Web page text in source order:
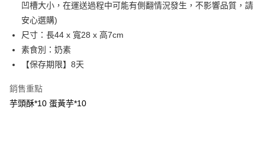
大哥付你分期
相關說明
【大哥付你分期使用說明】
1.本服務由台灣大哥大提供，台灣大哥大用戶可立即使用無須另外申請。
2.付款方式選擇「大哥付你分期」，訂單成立後會自動跳轉到大哥付的交易
流程，驗證手機門號後，選擇欲分期的期數、繳款截止日，確認付款後即完
3.實際核准額度、可分期數及費用金額請依後續交易確認頁面所載為準。
4.訂單成立30分鐘內，如未前往確認交易或遇審核未通過，訂單將自動取
AFTEE先享後付
相關說明
AFTEE先享後付是「在收到商品之後才付款」的支付方式。 讓您購物簡單
１．簡單：不需註冊會員、不需綁卡、不需儲值。
ATM付款
凹槽大小，在運送過程中可能有側翻情況發生，不影響品質，請
安心選購)
尺寸：長44 x 寬28 x 高7cm
素食別：奶素
【保存期限】8天
銷售重點
芋頭酥*10 蛋黃芋*10